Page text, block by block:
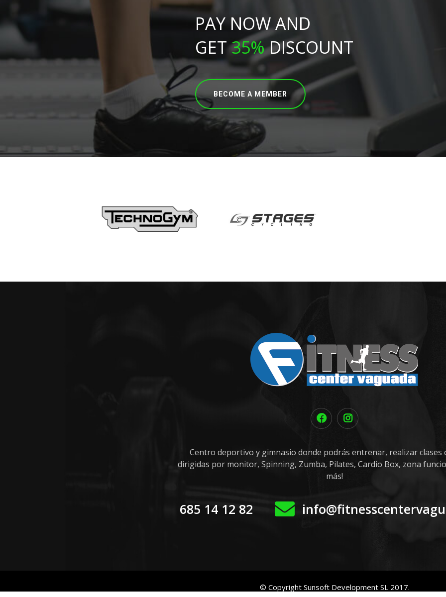
PAY NOW AND
GET35%DISCOUNT
BECOME A MEMBER
Centro deportivo y gimnasio donde podrás entrenar, realizar clases
dirigidas por monitor, Spinning, Zumba, Pilates, Cardio Box, zona
más!
685 14 12 82
© Copyright Sunsoft Development SL 2017.